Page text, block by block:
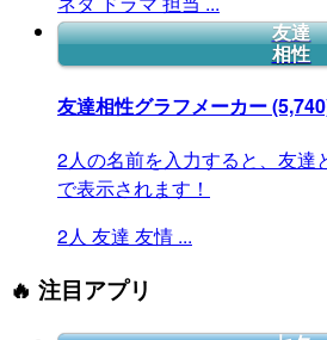
友達
相性
友達相性グラフメーカー
2人の名前を入力すると、友達
で表示されます！
2人 友達 友情 ...
🔥 注目アプリ